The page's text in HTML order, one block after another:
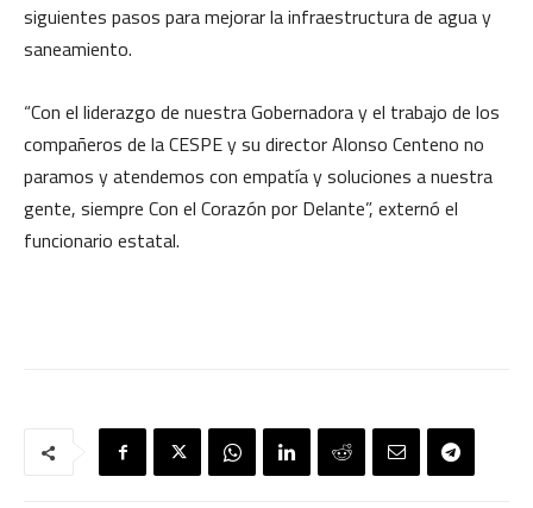
siguientes pasos para mejorar la infraestructura de agua y
saneamiento.
“Con el liderazgo de nuestra Gobernadora y el trabajo de los
compañeros de la CESPE y su director Alonso Centeno no
paramos y atendemos con empatía y soluciones a nuestra
gente, siempre Con el Corazón por Delante”, externó el
funcionario estatal.